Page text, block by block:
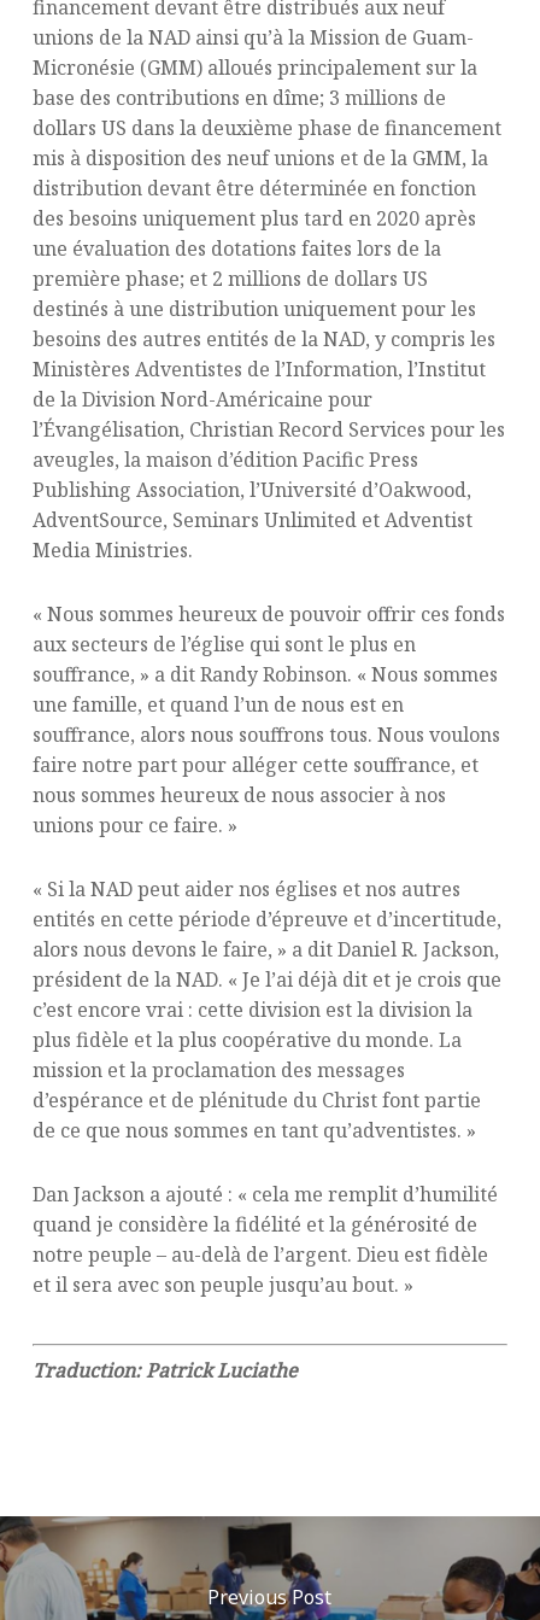
financement devant être distribués aux neuf
unions de la NAD ainsi qu’à la Mission de Guam-
Micronésie (GMM) alloués principalement sur la
base des contributions en dîme; 3 millions de
dollars US dans la deuxième phase de financement
mis à disposition des neuf unions et de la GMM, la
distribution devant être déterminée en fonction
des besoins uniquement plus tard en 2020 après
une évaluation des dotations faites lors de la
première phase; et 2 millions de dollars US
destinés à une distribution uniquement pour les
besoins des autres entités de la NAD, y compris les
Ministères Adventistes de l’Information, l’Institut
de la Division Nord-Américaine pour
l’Évangélisation, Christian Record Services pour les
aveugles, la maison d’édition Pacific Press
Publishing Association, l’Université d’Oakwood,
AdventSource, Seminars Unlimited et Adventist
Media Ministries.
« Nous sommes heureux de pouvoir offrir ces fonds
aux secteurs de l’église qui sont le plus en
souffrance, » a dit Randy Robinson. « Nous sommes
une famille, et quand l’un de nous est en
souffrance, alors nous souffrons tous. Nous voulons
faire notre part pour alléger cette souffrance, et
nous sommes heureux de nous associer à nos
unions pour ce faire. »
« Si la NAD peut aider nos églises et nos autres
entités en cette période d’épreuve et d’incertitude,
alors nous devons le faire, » a dit Daniel R. Jackson,
président de la NAD. « Je l’ai déjà dit et je crois que
c’est encore vrai : cette division est la division la
plus fidèle et la plus coopérative du monde. La
mission et la proclamation des messages
d’espérance et de plénitude du Christ font partie
de ce que nous sommes en tant qu’adventistes. »
Dan Jackson a ajouté : « cela me remplit d’humilité
quand je considère la fidélité et la générosité de
notre peuple – au-delà de l’argent. Dieu est fidèle
et il sera avec son peuple jusqu’au bout. »
Traduction: Patrick Luciathe
Previous Post